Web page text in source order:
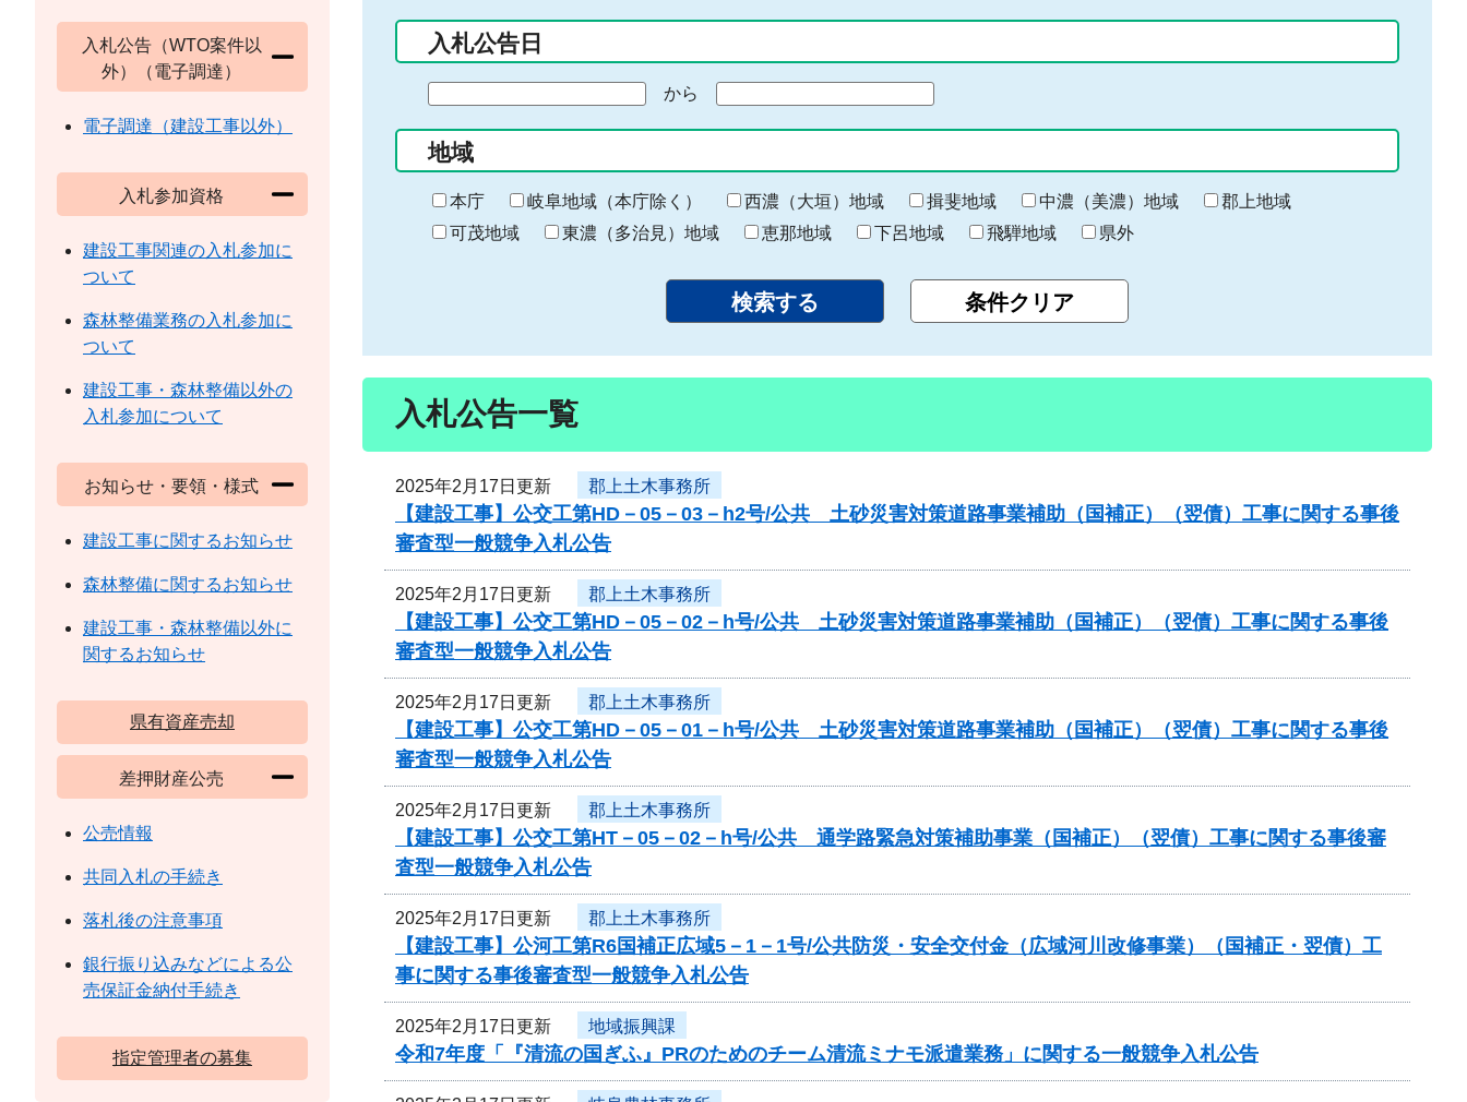
力
入札公告日
の
始
ま
り
から
終
わ
り
地域
本庁 岐阜地域（本庁除く） 西濃（大垣）地域 揖斐地域 中濃（美濃）地域
郡上地域
可茂地域
東濃（多治見）地域 恵那地域 下呂地域 飛騨地域 県外
入札公告一覧
2025年2月17日更新 郡上土木事務所
【建設工事】公交工第HD－05－03－h2号/公共 土砂災害対策道路事業補助（国補正）（翌債）工事に関する事後
審査型一般競争入札公告
2025年2月17日更新 郡上土木事務所
【建設工事】公交工第HD－05－02－h号/公共 土砂災害対策道路事業補助（国補正）（翌債）工事に関する事後
審査型一般競争入札公告
2025年2月17日更新 郡上土木事務所
【建設工事】公交工第HD－05－01－h号/公共 土砂災害対策道路事業補助（国補正）（翌債）工事に関する事後
審査型一般競争入札公告
2025年2月17日更新 郡上土木事務所
【建設工事】公交工第HT－05－02－h号/公共 通学路緊急対策補助事業（国補正）（翌債）工事に関する事後審
査型一般競争入札公告
2025年2月17日更新 郡上土木事務所
【建設工事】公河工第R6国補正広域5－1－1号/公共防災・安全交付金（広域河川改修事業）（国補正・翌債）工
事に関する事後審査型一般競争入札公告
2025年2月17日更新 地域振興課
令和7年度「『清流の国ぎふ』PRのためのチーム清流ミナモ派遣業務」に関する一般競争入札公告
入札公告（WTO案件以
外）（電子調達）
電子調達（建設工事以外）
入札参加資格
建設工事関連の入札参加に
ついて
森林整備業務の入札参加に
ついて
建設工事・森林整備以外の
入札参加について
お知らせ・要領・様式
建設工事に関するお知らせ
森林整備に関するお知らせ
建設工事・森林整備以外に
関するお知らせ
県有資産売却
差押財産公売
公売情報
共同入札の手続き
落札後の注意事項
銀行振り込みなどによる公
売保証金納付手続き
指定管理者の募集